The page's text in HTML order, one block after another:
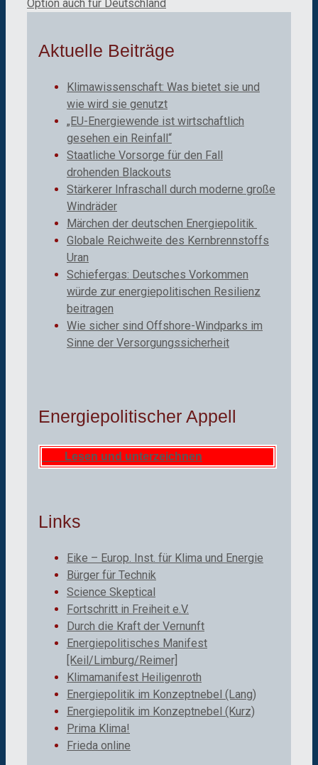
Option auch für Deutschland
Aktuelle Beiträge
Klimawissenschaft: Was bietet sie und
wie wird sie genutzt
„EU-Energiewende ist wirtschaftlich
gesehen ein Reinfall“
Staatliche Vorsorge für den Fall
drohenden Blackouts
Stärkerer Infraschall durch moderne große
Windräder
Märchen der deutschen Energiepolitik
Globale Reichweite des Kernbrennstoffs
Uran
Schiefergas: Deutsches Vorkommen
würde zur energiepolitischen Resilienz
beitragen
Wie sicher sind Offshore-Windparks im
Sinne der Versorgungssicherheit
Energiepolitischer Appell
Lesen und unterzeichnen
Links
Eike – Europ. Inst. für Klima und Energie
Bürger für Technik
Science Skeptical
Fortschritt in Freiheit e.V.
Durch die Kraft der Vernunft
Energiepolitisches Manifest
[Keil/Limburg/Reimer]
Klimamanifest Heiligenroth
Energiepolitik im Konzeptnebel (Lang)
Energiepolitik im Konzeptnebel (Kurz)
Prima Klima!
Frieda online